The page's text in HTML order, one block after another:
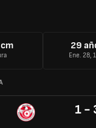
29
Ene. 28,
1 -